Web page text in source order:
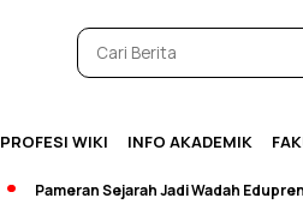
PROFESI WIKI INFO AKADEMIK
Pameran Sejarah Jadi Wadah